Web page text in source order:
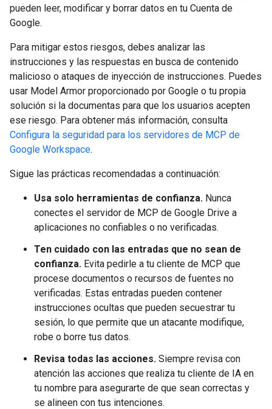
pueden leer, modificar y borrar datos en tu Cuenta de
Google.
Para mitigar estos riesgos, debes analizar las
instrucciones y las respuestas en busca de contenido
malicioso o ataques de inyección de instrucciones. Puedes
usar Model Armor proporcionado por Google o tu propia
solución si la documentas para que los usuarios acepten
ese riesgo. Para obtener más información, consulta
Configura la seguridad para los servidores de MCP de
Google Workspace.
Sigue las prácticas recomendadas a continuación:
Usa solo herramientas de confianza. Nunca
conectes el servidor de MCP de Google Drive a
aplicaciones no confiables o no verificadas.
Ten cuidado con las entradas que no sean de
confianza. Evita pedirle a tu cliente de MCP que
procese documentos o recursos de fuentes no
verificadas. Estas entradas pueden contener
instrucciones ocultas que pueden secuestrar tu
sesión, lo que permite que un atacante modifique,
robe o borre tus datos.
Revisa todas las acciones. Siempre revisa con
atención las acciones que realiza tu cliente de IA en
tu nombre para asegurarte de que sean correctas y
se alineen con tus intenciones.